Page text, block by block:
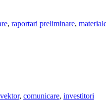
, raportari preliminare,
vektor, comunicare, investitori